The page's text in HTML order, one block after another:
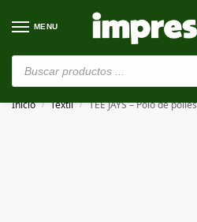
MENU
⚠️ Estamos en pruebas. Si
Inicio / Textil / TEE JAYS – Polo de